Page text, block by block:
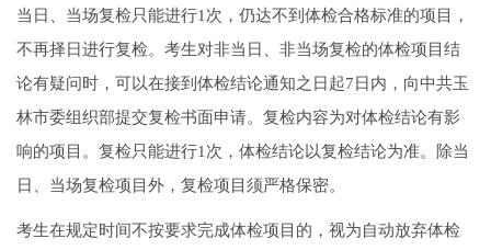
当日、当场复检只能进行1次，仍达不到体检合格标准的项目，
不再择日进行复检。考生对非当日、非当场复检的体检项目结
论有疑问时，可以在接到体检结论通知之日起7日内，向中共玉
林市委组织部提交复检书面申请。复检内容为对体检结论有影
响的项目。复检只能进行1次，体检结论以复检结论为准。除当
日、当场复检项目外，复检项目须严格保密。
考生在规定时间不按要求完成体检项目的，视为自动放弃体检